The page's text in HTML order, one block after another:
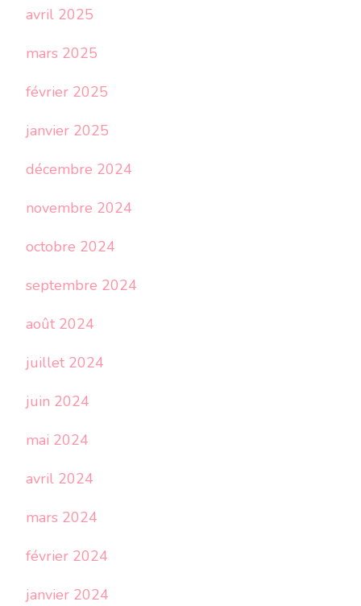
avril 2025
mars 2025
février 2025
janvier 2025
décembre 2024
novembre 2024
octobre 2024
septembre 2024
août 2024
juillet 2024
juin 2024
mai 2024
avril 2024
mars 2024
février 2024
janvier 2024